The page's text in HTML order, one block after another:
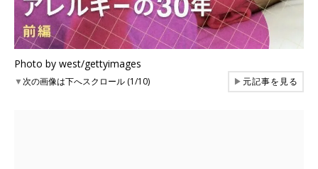
Photo by west/gettyimages
▼次の画像は下へスクロール (1/10) ▶元記事を見る